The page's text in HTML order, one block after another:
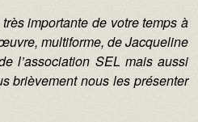
importante de votre temps à
multiforme, de Jacqueline
l’association SEL mais aussi
brièvement nous les présenter